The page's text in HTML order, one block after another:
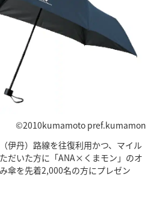
©2010kumamoto pref.kumamon
伊丹）路線を往復利用かつ、マイル
だいた方に「ANA×くまモン」のオ
傘を先着2,000名の方にプレゼン